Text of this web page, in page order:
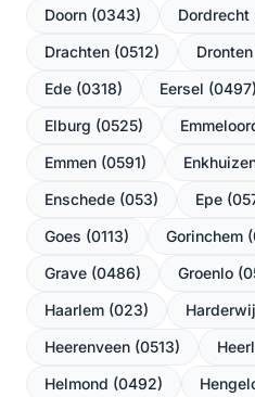
Doorn (0343)
Dordrecht
Drachten (0512)
Ede (0318)
Eersel (0497)
Elburg (0525)
Emmen (0591)
Enschede (053)
Epe
Goes (0113)
Gorinchem
Grave (0486)
Groenlo
Haarlem (023)
Heerenveen (0513)
Helmond (0492)